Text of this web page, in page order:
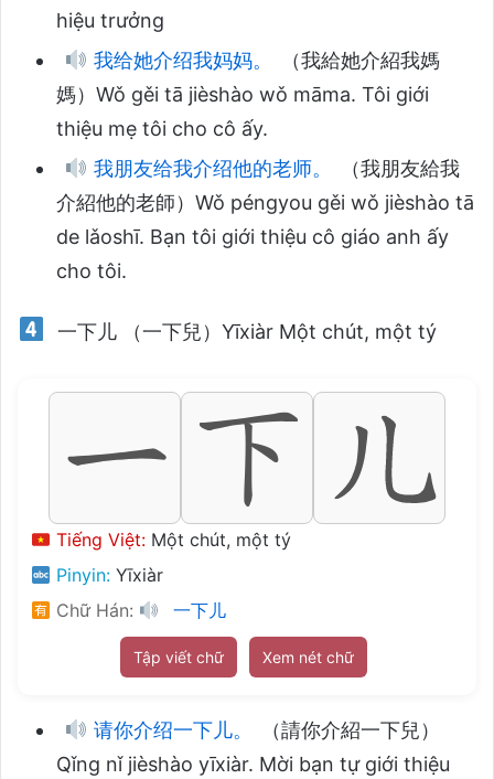
hiệu trưởng
我给她介绍我妈妈。
（我給她介紹我媽
媽）Wǒ gěi tā jièshào wǒ māma. Tôi giới
thiệu mẹ tôi cho cô ấy.
我朋友给我介绍他的老师。
（我朋友給我
介紹他的老師）Wǒ péngyou gěi wǒ jièshào tā
de lǎoshī. Bạn tôi giới thiệu cô giáo anh ấy
cho tôi.
一下儿 （一下兒）Yīxiàr Một chút, một tý
Tiếng Việt: Một chút, một tý
Pinyin: Yīxiàr
Chữ Hán:
一下儿
Tập viết chữ Xem nét chữ
请你介绍一下儿。
（請你介紹一下兒）
Qǐng nǐ jièshào yīxiàr. Mời bạn tự giới thiệu